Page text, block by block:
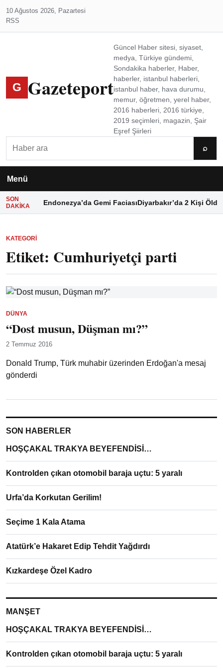
10 Ağustos 2026, Pazartesi
RSS
G Gazeteport
Güncel Haber sitesi, siyaset,
medya, Türkiye gündemi,
Sondakika haberler, Haber,
haberler, istanbul haberleri,
istanbul haber, hava durumu,
memur, öğretmen, yerel haber,
2016 haberleri, 2016 türkiye,
2019 seçimleri, magazin, Şair
Eşref Şiirleri
⌕
Menü
SON
DAKIKA
Endonezya’da Gemi FaciasıDiyarbakır’da 2 Kişi Öldü
KATEGORI
Etiket: Cumhuriyetçi parti
DÜNYA
“Dost musun, Düşman mı?”
2 Temmuz 2016
Donald Trump, Türk muhabir üzerinden Erdoğan'a mesaj
gönderdi
SON HABERLER
HOŞÇAKAL TRAKYA BEYEFENDİSİ…
Kontrolden çıkan otomobil baraja uçtu: 5 yaralı
Urfa’da Korkutan Gerilim!
Seçime 1 Kala Atama
Atatürk’e Hakaret Edip Tehdit Yağdırdı
Kızkardeşe Özel Kadro
MANŞET
HOŞÇAKAL TRAKYA BEYEFENDİSİ…
Kontrolden çıkan otomobil baraja uçtu: 5 yaralı